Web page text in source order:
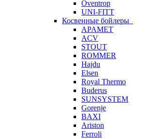
Oventrop
UNI-FITT
Косвенные бойлеры
APAMET
ACV
STOUT
ROMMER
Hajdu
Elsen
Royal Thermo
Buderus
SUNSYSTEM
Gorenje
BAXI
Ariston
Ferroli